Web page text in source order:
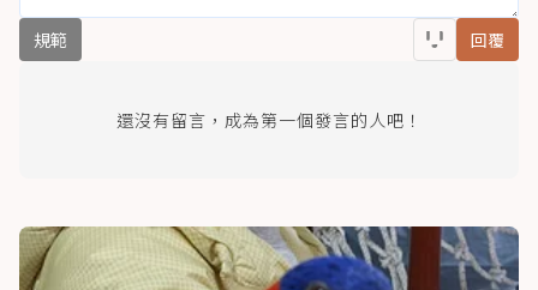
規範 回覆
還沒有留言，成為第一個發言的人吧！